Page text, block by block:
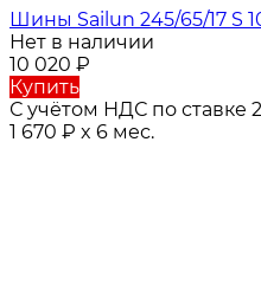
Шины Sailun 245/65/17 S
Нет в наличии
10 020 ₽
Купить
С учётом НДС по ставке
1 670 ₽ x 6 мес.